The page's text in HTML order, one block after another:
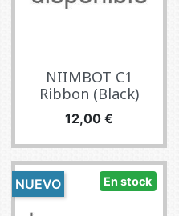
NIIMBOT C1
Ribbon (Black)
Precio
12,00 €
En stock
NUEVO